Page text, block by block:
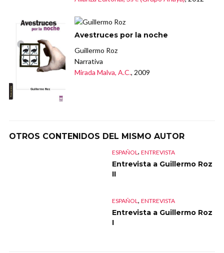
Avestruces por la noche
Guillermo Roz
Narrativa
Mirada Malva, A.C., 2009
OTROS CONTENIDOS DEL MISMO AUTOR
ESPAÑOL , ENTREVISTA
Entrevista a Guillermo Roz
II
ESPAÑOL, ENTREVISTA
Entrevista a Guillermo Roz
I